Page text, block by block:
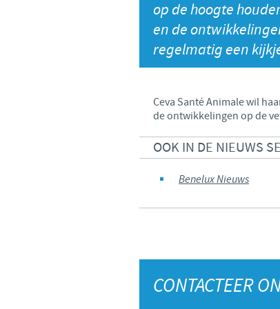
op de hoogte
en de
regelmatig een
Ceva Santé Animale wil
de ontwikkelingen op de
OOK IN DE NIEUWS
Benelux Nieuws
CONTACTEER